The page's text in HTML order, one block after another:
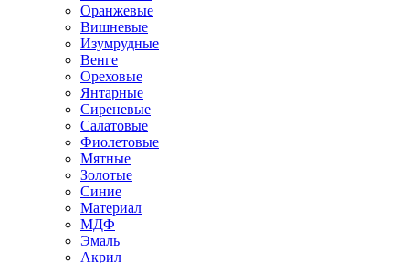
Оранжевые
Вишневые
Изумрудные
Венге
Ореховые
Янтарные
Сиреневые
Салатовые
Фиолетовые
Мятные
Золотые
Синие
Материал
МДФ
Эмаль
Акрил